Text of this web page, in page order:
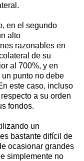
en el segundo
alto
razonables en
de su
al 700%, y en
punto no debe
este caso, incluso
a su orden
fondos.
un
bastante difícil de
ocasionar grandes
simplemente no